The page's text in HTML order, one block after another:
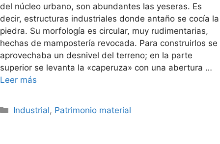
del núcleo urbano, son abundantes las yeseras. Es
decir, estructuras industriales donde antaño se cocía la
piedra. Su morfología es circular, muy rudimentarias,
hechas de mampostería revocada. Para construirlos se
aprovechaba un desnivel del terreno; en la parte
superior se levanta la «caperuza» con una abertura …
Leer más
Categorías
Industrial, Patrimonio material